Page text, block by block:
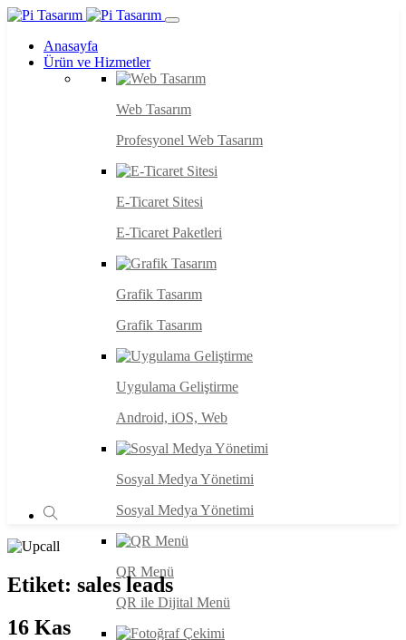
Anasayfa
Ürün ve Hizmetler
Web Tasarım
Profesyonel Web Tasarım
E-Ticaret Sitesi
E-Ticaret Paketleri
Grafik Tasarım
Grafik Tasarım
Uygulama Geliştirme
Android, iOS, Web
Sosyal Medya Yönetimi
Sosyal Medya Yönetimi
QR Menü
QR ile Dijital Menü
Etiket: sales leads
16 Kas